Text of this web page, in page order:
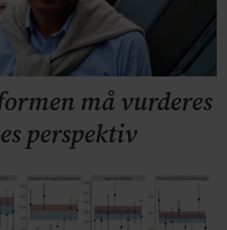
må vurderes
perspektiv